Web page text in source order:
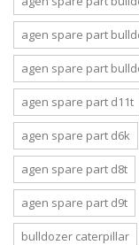
agen spare part
agen spare part
agen spare part d11t
agen spare part d6k
agen spare part d8t
agen spare part d9t
bulldozer caterpillar